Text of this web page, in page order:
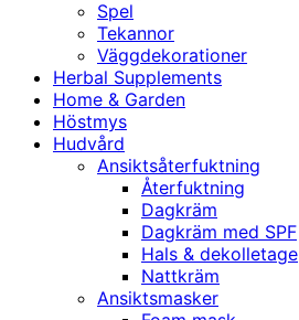
Spel
Tekannor
Väggdekorationer
Herbal Supplements
Home & Garden
Höstmys
Hudvård
Ansiktsåterfuktning
Återfuktning
Dagkräm
Dagkräm med SPF
Hals & dekolletage
Nattkräm
Ansiktsmasker